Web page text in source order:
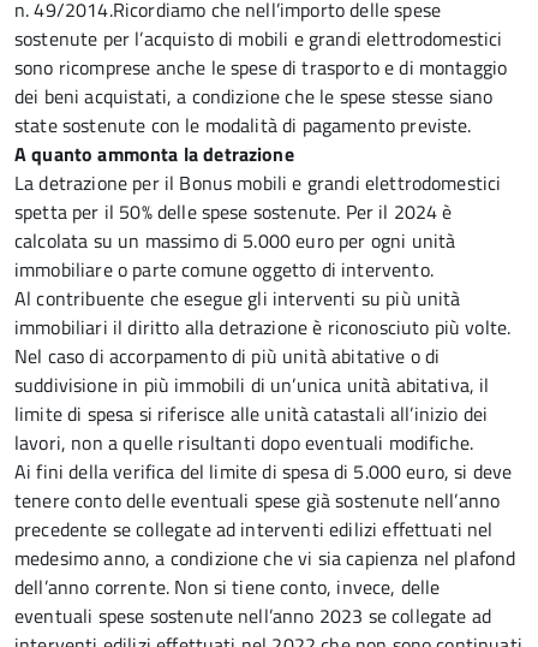
n. 49/2014.Ricordiamo che nell’importo delle spese
sostenute per l’acquisto di mobili e grandi elettrodomestici
sono ricomprese anche le spese di trasporto e di montaggio
dei beni acquistati, a condizione che le spese stesse siano
state sostenute con le modalità di pagamento previste.
A quanto ammonta la detrazione
La detrazione per il Bonus mobili e grandi elettrodomestici
spetta per il 50% delle spese sostenute. Per il 2024 è
calcolata su un massimo di 5.000 euro per ogni unità
immobiliare o parte comune oggetto di intervento.
Al contribuente che esegue gli interventi su più unità
immobiliari il diritto alla detrazione è riconosciuto più volte.
Nel caso di accorpamento di più unità abitative o di
suddivisione in più immobili di un’unica unità abitativa, il
limite di spesa si riferisce alle unità catastali all’inizio dei
lavori, non a quelle risultanti dopo eventuali modifiche.
Ai fini della verifica del limite di spesa di 5.000 euro, si deve
tenere conto delle eventuali spese già sostenute nell’anno
precedente se collegate ad interventi edilizi effettuati nel
medesimo anno, a condizione che vi sia capienza nel plafond
dell’anno corrente. Non si tiene conto, invece, delle
eventuali spese sostenute nell’anno 2023 se collegate ad